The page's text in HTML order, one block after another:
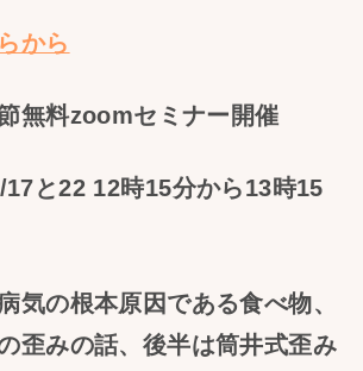
から
無料zoomセミナー開催
と22 12時15分から13時15
の根本原因である食べ物、
歪みの話、後半は筒井式歪み